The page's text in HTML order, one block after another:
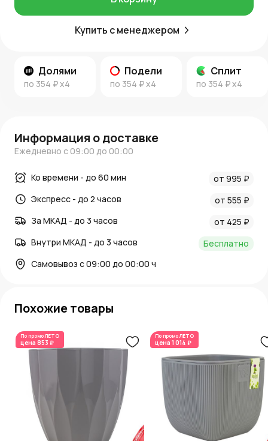
Купить с менеджером
Долями
по 354 ₽x4
Подели
по 354 ₽x4
Сплит
по 354 ₽x4
Информация о доставке
Ежедневно с 09:00 до 00:00
Ко времени - до 60 мин
от 995 ₽
Экспресс - до 2 часов
от 555 ₽
За МКАД - до 3 часов
от 425 ₽
Внутри МКАД - до 3 часов
Бесплатно
Самовывоз с 09:00 до 00:00 ч
Похожие товары
По промоЛЕТО
цена 853 ₽
По промоЛЕТО
цена 1 014 ₽